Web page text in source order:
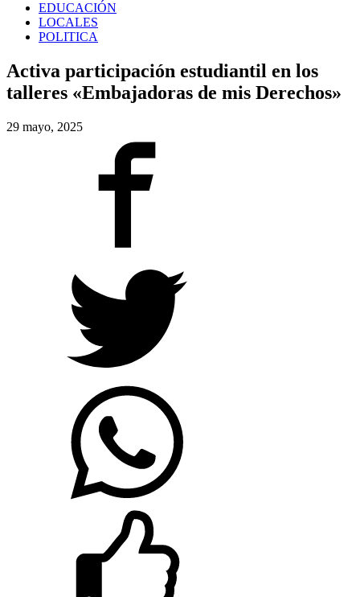
EDUCACIÓN
LOCALES
POLITICA
Activa participación estudiantil en los
talleres «Embajadoras de mis Derechos»
29 mayo, 2025